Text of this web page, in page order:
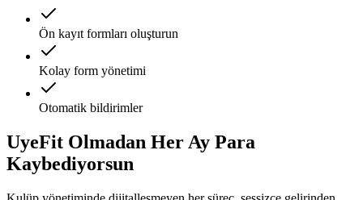
Ön kayıt formları oluşturun
Kolay form yönetimi
Otomatik bildirimler
UyeFit Olmadan Her Ay Para
Kaybediyorsun